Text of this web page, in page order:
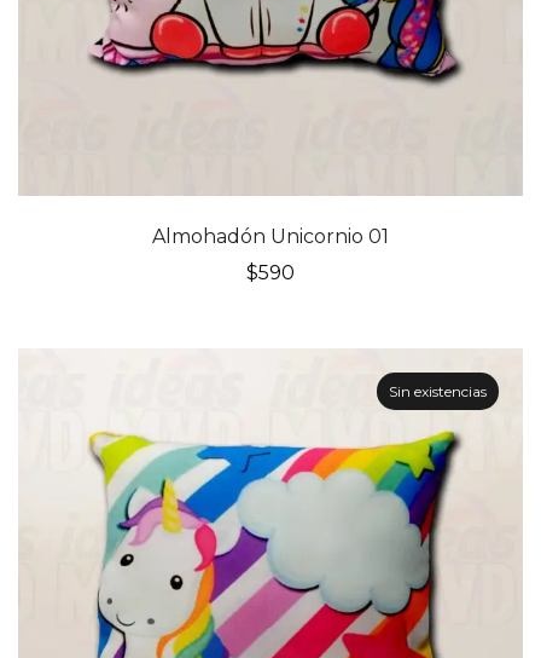
Almohadón Unicornio 01
$590
Sin existencias